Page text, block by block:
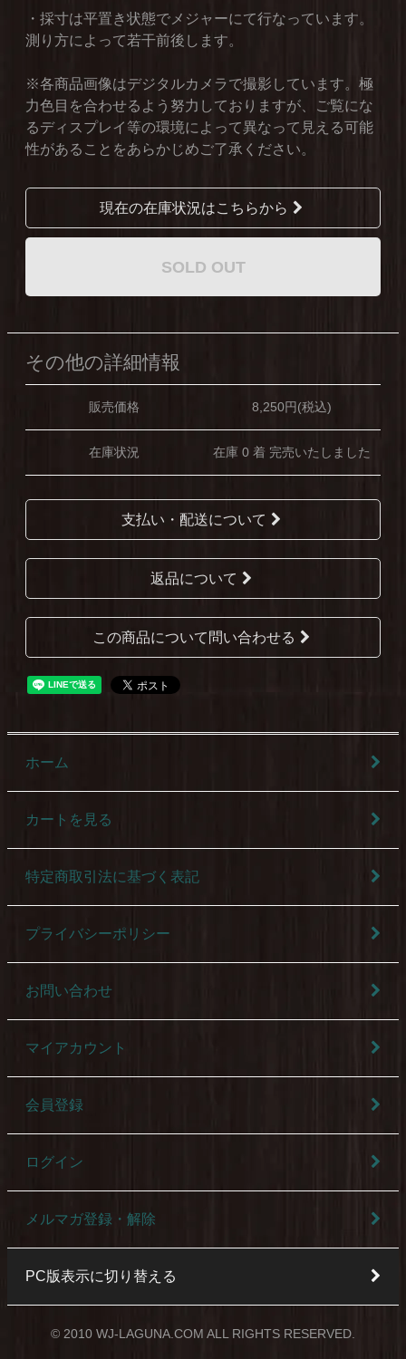
・採寸は平置き状態でメジャーにて行なっています。
測り方によって若干前後します。
※各商品画像はデジタルカメラで撮影しています。極
力色目を合わせるよう努力しておりますが、ご覧にな
るディスプレイ等の環境によって異なって見える可能
性があることをあらかじめご了承ください。
現在の在庫状況はこちらから
SOLD OUT
その他の詳細情報
販売価格 8,250円(税込)
在庫状況 在庫 0 着 完売いたしました
支払い・配送について
返品について
この商品について問い合わせる
ホーム
カートを見る
特定商取引法に基づく表記
プライバシーポリシー
お問い合わせ
マイアカウント
会員登録
ログイン
メルマガ登録・解除
PC版表示に切り替える
© 2010 WJ-LAGUNA.COM ALL RIGHTS RESERVED.